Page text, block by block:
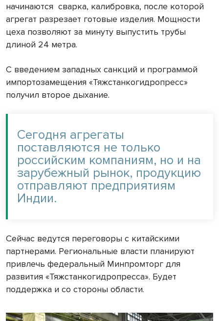
начинаются сварка, калибровка, после которой
агрегат разрезает готовые изделия. Мощности
цеха позволяют за минуту выпустить трубы
длиной 24 метра.
С введением западных санкций и программой
импортозамещения «Тяжстанкогидропресс»
получил второе дыхание.
Сегодня агрегаты
поставляются не только
российским компаниям, но и на
зарубежный рынок, продукцию
отправляют предприятиям
Индии.
Сейчас ведутся переговоры с китайскими
партнерами. Региональные власти планируют
привлечь федеральный Минпромторг для
развития «Тяжстанкогидропресса». Будет
поддержка и со стороны области.